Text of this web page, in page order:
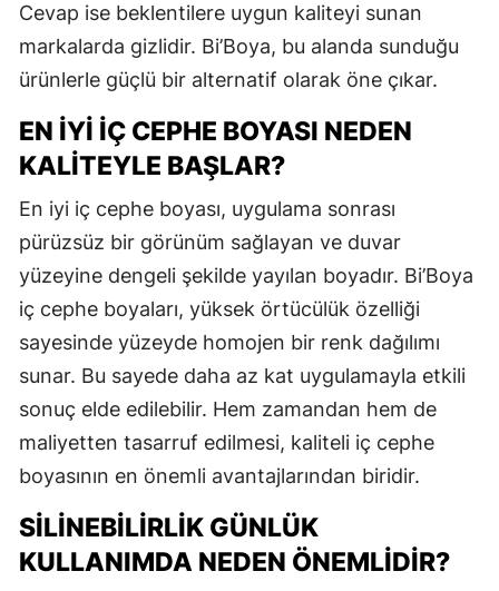
Cevap ise beklentilere uygun kaliteyi sunan
markalarda gizlidir. Bi’Boya, bu alanda sunduğu
ürünlerle güçlü bir alternatif olarak öne çıkar.
EN İYI İÇ CEPHE BOYASI NEDEN
KALITEYLE BAŞLAR?
En iyi iç cephe boyası, uygulama sonrası
pürüzsüz bir görünüm sağlayan ve duvar
yüzeyine dengeli şekilde yayılan boyadır. Bi’Boya
iç cephe boyaları, yüksek örtücülük özelliği
sayesinde yüzeyde homojen bir renk dağılımı
sunar. Bu sayede daha az kat uygulamayla etkili
sonuç elde edilebilir. Hem zamandan hem de
maliyetten tasarruf edilmesi, kaliteli iç cephe
boyasının en önemli avantajlarından biridir.
SILINEBILIRLIK GÜNLÜK
KULLANIMDA NEDEN ÖNEMLIDIR?